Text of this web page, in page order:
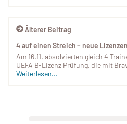
Älterer Beitrag
4 auf einen Streich – neue
Am 16.11. absolvierten gleich 4
UEFA B-Lizenz Prüfung, die mit
Weiterlesen...